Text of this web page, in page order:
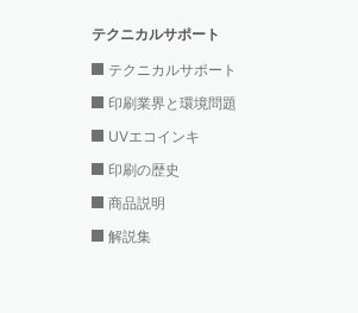
テクニカルサポート
テクニカルサポート
印刷業界と環境問題
UVエコインキ
印刷の歴史
商品説明
解説集